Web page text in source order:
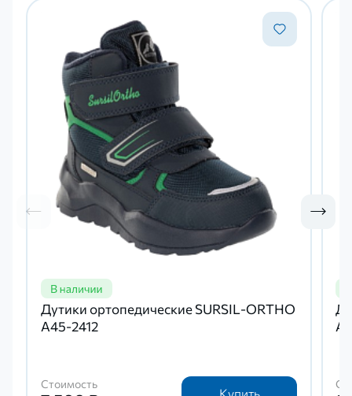
Дутики ортопедические SURSIL-ORTHO
A45-2412
Стоимость